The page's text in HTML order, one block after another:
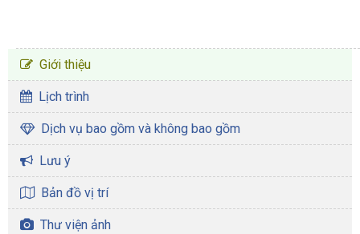
Giới thiệu
Lịch trình
Dịch vụ bao gồm và không bao gồm
Lưu ý
Bản đồ vị trí
Thư viện ảnh